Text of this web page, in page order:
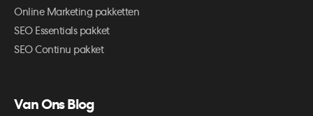
Online Marketing pakketten
SEO Essentials pakket
SEO Continu pakket
Van Ons Blog